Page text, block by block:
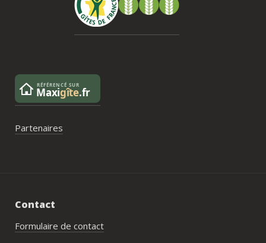
pas posé de véritable problème, mais ce
serait un vrai plus à l’avenir.
Partenaires
Contact
Formulaire de contact